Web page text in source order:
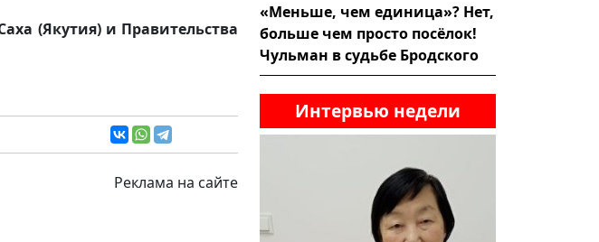
(Якутия) и Правительства
Реклама на сайте
«Меньше, чем единица»? Нет,
больше чем просто посёлок!
Чульман в судьбе Бродского
Интервью недели